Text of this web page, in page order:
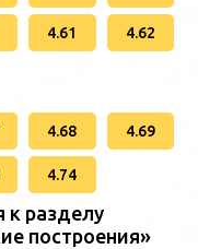
4.61 4.62
4.68 4.69
4.74
к разделу
построения»